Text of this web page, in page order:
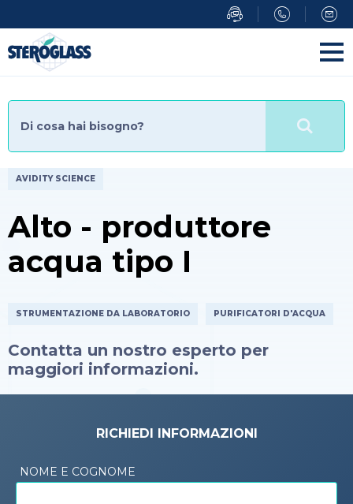
al
contenuto
principale
AVIDITY SCIENCE
Alto - produttore
acqua tipo I
STRUMENTAZIONE DA LABORATORIO PURIFICATORI D'ACQUA
Contatta un nostro esperto per
maggiori informazioni.
RICHIEDI INFORMAZIONI
NOME E COGNOME